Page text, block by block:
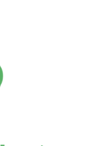
己基代磺醯胺
，苯甲酸超標
自嘉義嘉溪果
的酸菜心，
驗出漂白劑
，立即下架，
6件不符合規